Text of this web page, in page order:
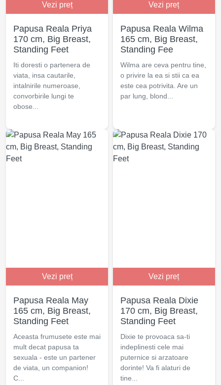
Vezi preț
Papusa Reala Priya
170 cm, Big Breast,
Standing Feet
Iti doresti o partenera de
viata, insa cautarile,
intalnirile numeroase,
convorbirile lungi te
obose...
Vezi preț
Papusa Reala Wilma
165 cm, Big Breast,
Standing Fee
Wilma are ceva pentru tine,
o privire la ea si stii ca ea
este cea potrivita. Are un
par lung, blond...
Vezi preț
Papusa Reala May
165 cm, Big Breast,
Standing Feet
Aceasta frumusete este mai
mult decat papusa ta
sexuala - este un partener
de viata, un companion!
C...
Vezi preț
Papusa Reala Dixie
170 cm, Big Breast,
Standing Feet
Dixie te provoaca sa-ti
indeplinesti cele mai
puternice si arzatoare
dorinte! Va fi alaturi de
tine...